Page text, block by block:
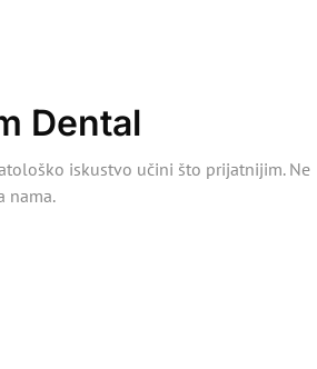
Dental
iskustvo učini što prijatnijim. Ne
nama.